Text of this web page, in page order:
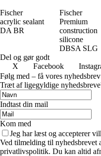
Fischer
acrylic sealant
DA BR
Fischer
Premium
construction
silicone
DBSA SLG
Del og gør godt
X
Facebook
Følg med – få vores nyhedsbrev
Træt af ligegyldige
Indtast din mail
Kom med
Jeg har læst og accepterer
Ved tilmelding til nyhedsbrevet
privatlivspolitik. Du kan altid